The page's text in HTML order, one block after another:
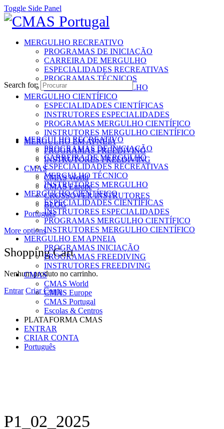
Toggle Side Panel
MERGULHO RECREATIVO
PROGRAMAS DE INICIAÇÃO
CARREIRA DE MERGULHO
ESPECIALIDADES RECREATIVAS
PROGRAMAS TÉCNICOS
INSTRUTORES MERGULHO
MERGULHO CIENTÍFICO
ESPECIALIDADES CIENTÍFICAS
INSTRUTORES ESPECIALIDADES
PROGRAMAS MERGULHO CIENTÍFICO
INSTRUTORES MERGULHO CIENTÍFICO
MERGULHO EM APNEIA
PROGRAMAS FREEDIVING
INSTRUTORES FREEDIVING
CMAS
CMAS World
CMAS Europe
CROSSOVER INSTRUTORES
BLOG
Português
More options
Shopping Cart
Nenhum produto no carrinho.
Entrar Criar Conta
Search for:
MERGULHO RECREATIVO
PROGRAMAS DE INICIAÇÃO
CARREIRA DE MERGULHO
ESPECIALIDADES RECREATIVAS
MERGULHO TÉCNICO
INSTRUTORES MERGULHO
MERGULHO CIENTÍFICO
ESPECIALIDADES CIENTÍFICAS
INSTRUTORES ESPECIALIDADES
PROGRAMAS MERGULHO CIENTÍFICO
INSTRUTORES MERGULHO CIENTÍFICO
MERGULHO EM APNEIA
PROGRAMAS INICIAÇÃO
PROGRAMAS FREEDIVING
INSTRUTORES FREEDIVING
CMAS
CMAS World
CMAS Europe
CMAS Portugal
Escolas & Centros
PLATAFORMA CMAS
ENTRAR
CRIAR CONTA
Português
P1_02_2025